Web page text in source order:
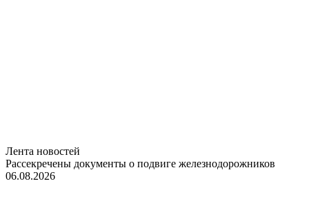
Лента новостей
Рассекречены документы о подвиге железнодорожников
06.08.2026